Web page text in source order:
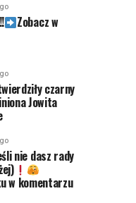
Zobacz w
czarny
Jowita
nie dasz rady
w komentarzu